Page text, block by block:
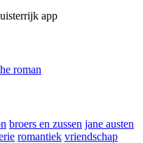
app
roman
broers en zussen jane austen
romantiek vriendschap